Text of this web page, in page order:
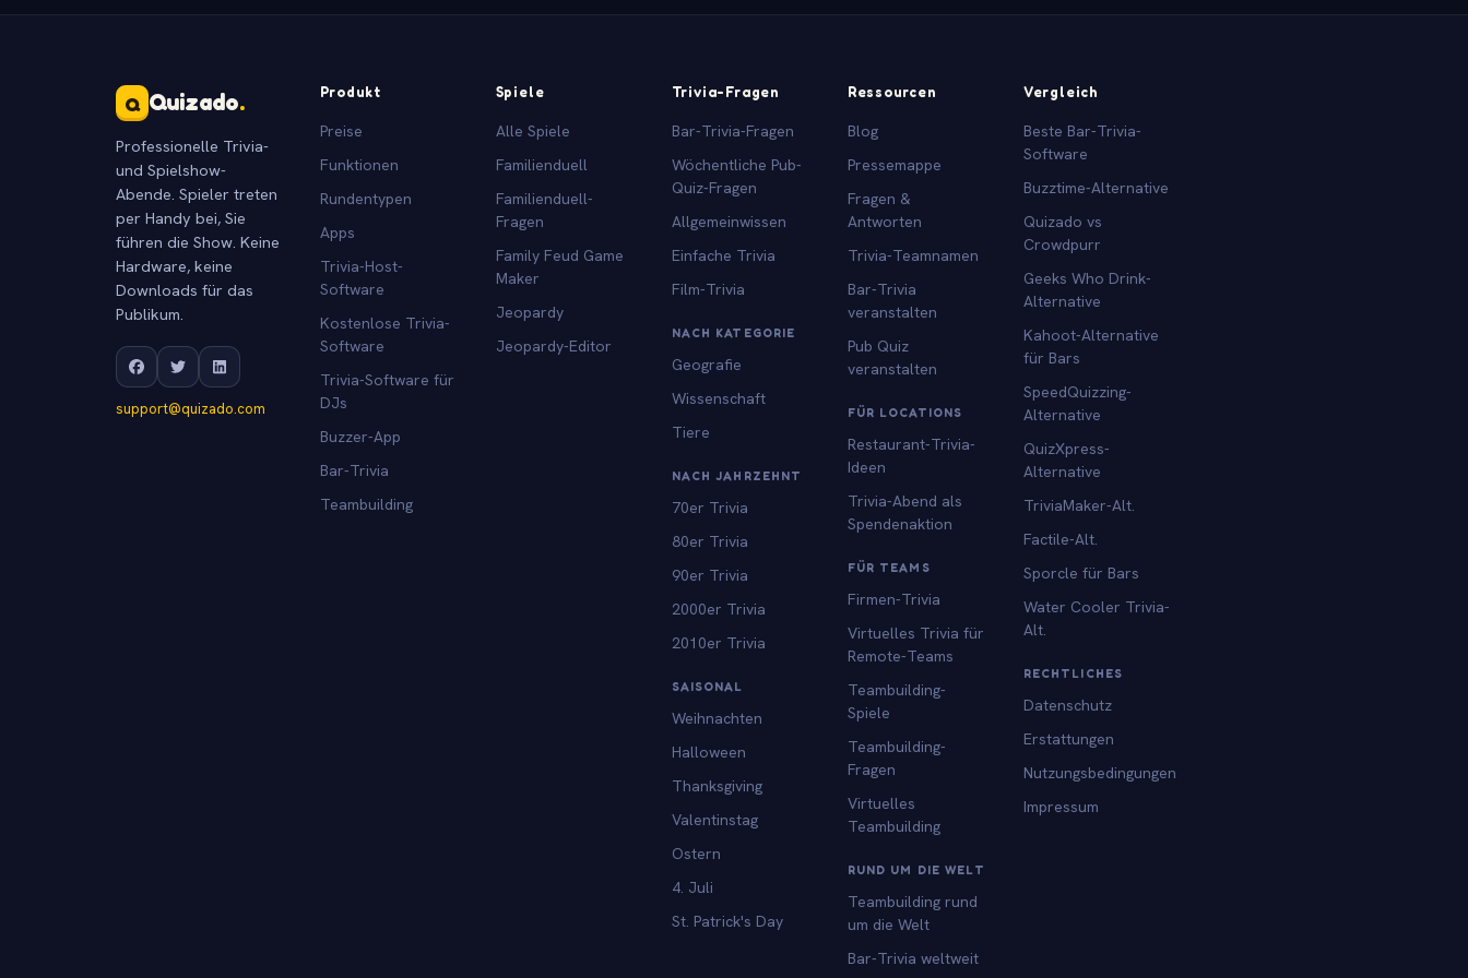
Q Quizado.
Professionelle Trivia-
und Spielshow-
Abende. Spieler treten
per Handy bei, Sie
führen die Show. Keine
Hardware, keine
Downloads für das
Publikum.
support@quizado.com
Produkt
Preise
Funktionen
Rundentypen
Apps
Trivia-Host-
Software
Kostenlose Trivia-
Software
Trivia-Software für
DJs
Buzzer-App
Bar-Trivia
Teambuilding
Spiele
Alle Spiele
Familienduell
Familienduell-
Fragen
Family Feud Game
Maker
Jeopardy
Jeopardy-Editor
Trivia-Fragen
Bar-Trivia-Fragen
Wöchentliche Pub-
Quiz-Fragen
Allgemeinwissen
Einfache Trivia
Film-Trivia
NACH KATEGORIE
Geografie
Wissenschaft
Tiere
NACH JAHRZEHNT
70er Trivia
80er Trivia
90er Trivia
2000er Trivia
2010er Trivia
SAISONAL
Weihnachten
Halloween
Thanksgiving
Valentinstag
Ostern
4. Juli
St. Patrick's Day
Ressourcen
Blog
Pressemappe
Fragen &
Antworten
Trivia-Teamnamen
Bar-Trivia
veranstalten
Pub Quiz
veranstalten
FÜR LOCATIONS
Restaurant-Trivia-
Ideen
Trivia-Abend als
Spendenaktion
FÜR TEAMS
Firmen-Trivia
Virtuelles Trivia für
Remote-Teams
Teambuilding-
Spiele
Teambuilding-
Fragen
Virtuelles
Teambuilding
RUND UM DIE WELT
Teambuilding rund
um die Welt
Bar-Trivia weltweit
Vergleich
Beste Bar-Trivia-
Software
Buzztime-Alternative
Quizado vs
Crowdpurr
Geeks Who Drink-
Alternative
Kahoot-Alternative
für Bars
SpeedQuizzing-
Alternative
QuizXpress-
Alternative
TriviaMaker-Alt.
Factile-Alt.
Sporcle für Bars
Water Cooler Trivia-
Alt.
RECHTLICHES
Datenschutz
Erstattungen
Nutzungsbedingungen
Impressum